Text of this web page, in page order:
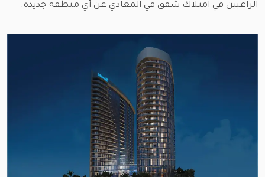
الراغبين في امتلاك شقق في المعادي عن أي منطقة جديدة.